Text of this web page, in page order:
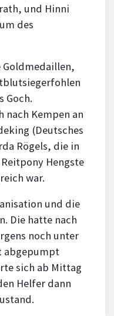
und Hinni
des
Goldmedaillen,
Goch.
nach Kempen an
(Deutsches
Rögels, die in
Hengste
war.
und die
Die hatte nach
noch unter
abgepumpt
sich ab Mittag
Helfer dann